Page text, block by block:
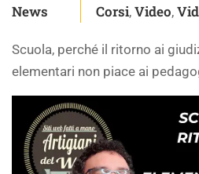
News Corsi, Video,
Scuola, perché il ritorno ai
elementari non piace ai